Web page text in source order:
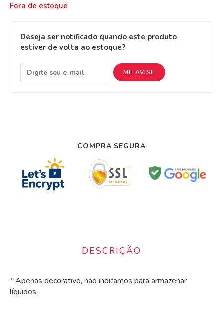
Fora de estoque
Deseja ser notificado quando este produto
estiver de volta ao estoque?
ME AVISE
COMPRA SEGURA
DESCRIÇÃO
* Apenas decorativo, não indicamos para armazenar
líquidos.